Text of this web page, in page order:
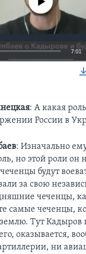
7:01
: А какая
России в
: Изначально
но этой роли он
будут
за свою
чеченцы,
самые чеченцы,
Тут Кадыров
оказывается,
ни